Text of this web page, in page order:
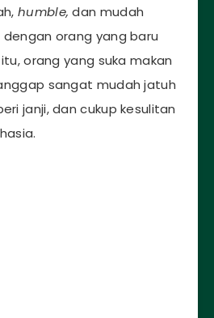
humble,dan mudah
orang yang baru
orang yang suka makan
sangat mudah jatuh
janji, dan cukup kesulitan